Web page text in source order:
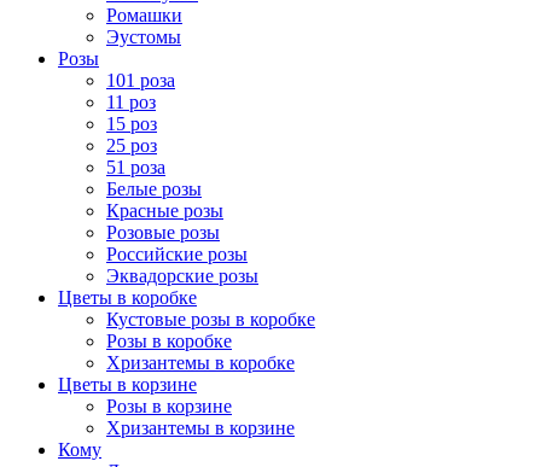
Ромашки
Эустомы
Розы
101 роза
11 роз
15 роз
25 роз
51 роза
Белые розы
Красные розы
Розовые розы
Российские розы
Эквадорские розы
Цветы в коробке
Кустовые розы в коробке
Розы в коробке
Хризантемы в коробке
Цветы в корзине
Розы в корзине
Хризантемы в корзине
Кому